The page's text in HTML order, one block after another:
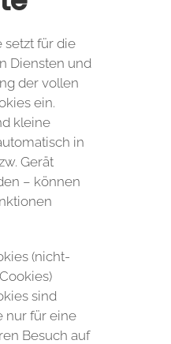
setzt für die
Diensten und
der vollen
ein.
kleine
in
Gerät
– können
(nicht-
sind
nur für eine
Besuch auf